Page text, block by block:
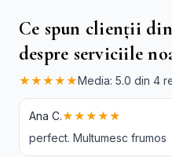
Ce spun clienții
despre serviciile
★★★★★Media: 5.0 din 4
Ana C.★★★★★
perfect. Multumesc frumos